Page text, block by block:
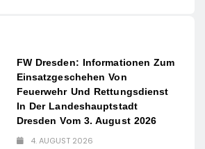
FW Dresden: Informationen Zum
Einsatzgeschehen Von
Feuerwehr Und Rettungsdienst
In Der Landeshauptstadt
Dresden Vom 3. August 2026
4. AUGUST 2026